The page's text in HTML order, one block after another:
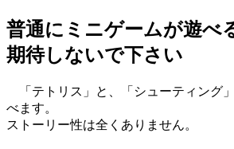
普通にミニゲームが遊べ
期待しないで下さい
「テトリス」と、「シューティング
べます。
ストーリー性は全くありません。